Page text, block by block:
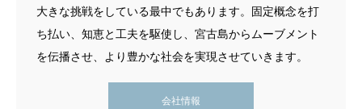
大きな挑戦をしている最中でもあります。固定概念を打
ち払い、知恵と工夫を駆使し、宮古島からムーブメント
を伝播させ、より豊かな社会を実現させていきます。
会社情報